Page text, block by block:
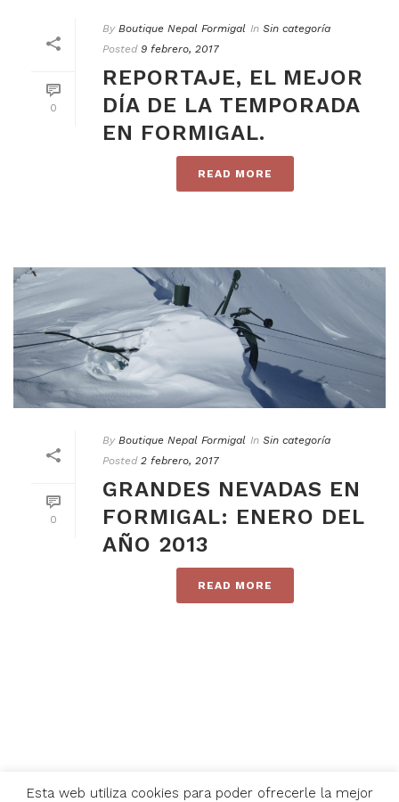
0
By Boutique Nepal Formigal In Sin categoría
Posted 9 febrero, 2017
REPORTAJE, EL MEJOR
DÍA DE LA TEMPORADA
EN FORMIGAL.
READ MORE
0
By Boutique Nepal Formigal In Sin categoría
Posted 2 febrero, 2017
GRANDES NEVADAS EN
FORMIGAL: ENERO DEL
AÑO 2013
READ MORE
Esta web utiliza cookies para poder ofrecerle la mejor